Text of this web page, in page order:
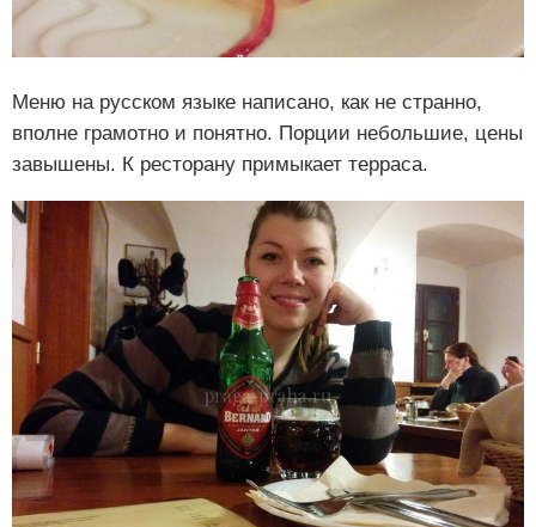
Меню на русском языке написано, как не странно,
вполне грамотно и понятно. Порции небольшие, цены
завышены. К ресторану примыкает терраса.